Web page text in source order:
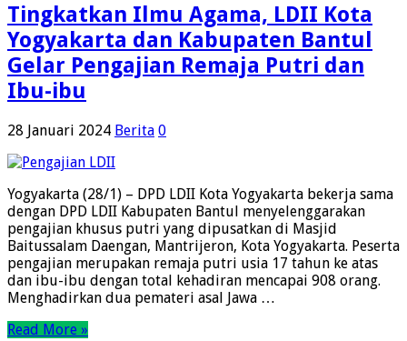
Tingkatkan Ilmu Agama, LDII Kota
Yogyakarta dan Kabupaten Bantul
Gelar Pengajian Remaja Putri dan
Ibu-ibu
28 Januari 2024 Berita 0
Yogyakarta (28/1) – DPD LDII Kota Yogyakarta bekerja sama
dengan DPD LDII Kabupaten Bantul menyelenggarakan
pengajian khusus putri yang dipusatkan di Masjid
Baitussalam Daengan, Mantrijeron, Kota Yogyakarta. Peserta
pengajian merupakan remaja putri usia 17 tahun ke atas
dan ibu-ibu dengan total kehadiran mencapai 908 orang.
Menghadirkan dua pemateri asal Jawa …
Read More »